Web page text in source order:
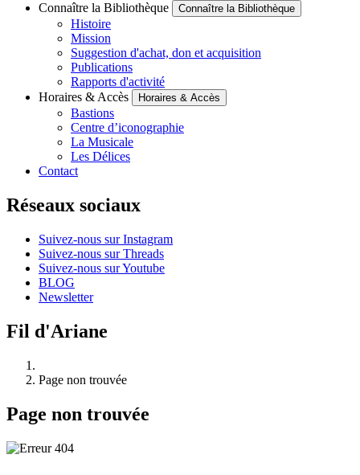
Connaître la Bibliothèque Connaître la Bibliothèque
Histoire
Mission
Suggestion d'achat, don et acquisition
Publications
Rapports d'activité
Horaires & Accès
Horaires & Accès
Bastions
Centre d’iconographie
La Musicale
Les Délices
Contact
Réseaux sociaux
Suivez-nous sur Instagram
Suivez-nous sur Threads
Suivez-nous sur Youtube
BLOG
Newsletter
Fil d'Ariane
Page non trouvée
Page non trouvée